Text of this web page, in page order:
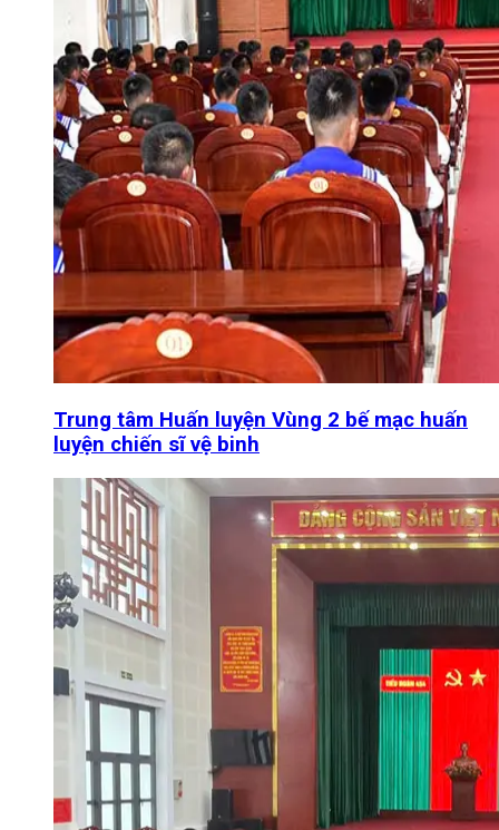
Trung tâm Huấn luyện Vùng 2 bế mạc huấn
luyện chiến sĩ vệ binh